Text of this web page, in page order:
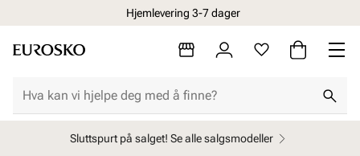
Hjemlevering 3-7 dager
Sluttspurt på salget! Se alle salgsmodeller